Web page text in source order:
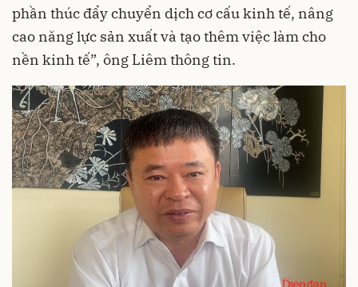
phần thúc đẩy chuyển dịch cơ cấu kinh tế, nâng
cao năng lực sản xuất và tạo thêm việc làm cho
nền kinh tế”, ông Liêm thông tin.